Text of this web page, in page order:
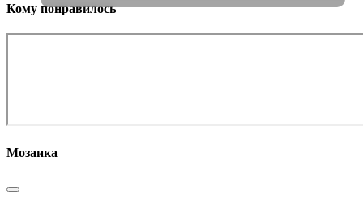
Кому понравилось
Мозаика